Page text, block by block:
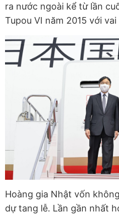
ra nước ngoài kể từ lần
Tupou VI năm 2015 với
Hoàng gia Nhật vốn
dự tang lễ. Lần gần nhất